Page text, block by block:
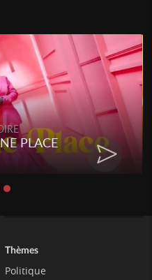
PLACE
Thèmes
Politique